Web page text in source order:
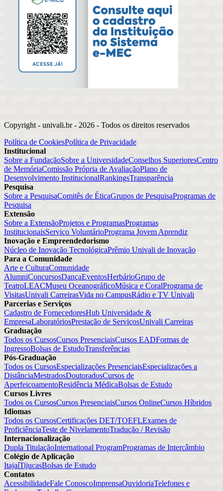
Copyright - univali.br - 2026 - Todos os direitos reservados
Política de CookiesPolítica de Privacidade
Institucional
Sobre a FundaçãoSobre a UniversidadeConselhos SuperioresCentro
de MemóriaComissão Própria de AvaliaçãoPlano de
Desenvolvimento InstitucionalRankingsTransparência
Pesquisa
Sobre a PesquisaComitês de ÉticaGrupos de PesquisaProgramas de
Pesquisa
Extensão
Sobre a ExtensãoProjetos e ProgramasProgramas
InstitucionaisServiço VoluntárioPrograma Jovem Aprendiz
Inovação e Empreendedorismo
Núcleo de Inovação TecnológicaPrêmio Univali de Inovação
Para a Comunidade
Arte e CulturaComunidade
AlumniConcursosDançaEventosHerbárioGrupo de
TeatroLEACMuseu OceanográficoMúsica e CoralPrograma de
VisitasUnivali CarreirasVida no CampusRádio e TV Univali
Parcerias e Serviços
Cadastro de FornecedoresHub Universidade &
EmpresaLaboratóriosPrestação de ServiçosUnivali Carreiras
Graduação
Todos os CursosCursos PresenciaisCursos EADFormas de
IngressoBolsas de EstudoTransferências
Pós-Graduação
Todos os CursosEspecializações PresenciaisEspecializações a
DistânciaMestradosDoutoradosCursos de
AperfeiçoamentoResidência MédicaBolsas de Estudo
Cursos Livres
Todos os CursosCursos PresenciaisCursos OnlineCursos Híbridos
Idiomas
Todos os CursosCertificações DET/TOEFLExames de
ProficiênciaTeste de NivelamentoTradução / Revisão
Internacionalização
Dupla TitulaçãoInternational ProgramProgramas de Intercâmbio
Colégio de Aplicação
ItajaíTijucasBolsas de Estudo
Contatos
AcessibilidadeFale ConoscoImprensaOuvidoriaTelefones e